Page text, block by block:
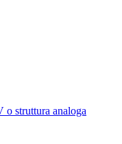
o struttura analoga